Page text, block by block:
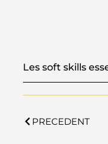
Les soft skills
PRECEDENT